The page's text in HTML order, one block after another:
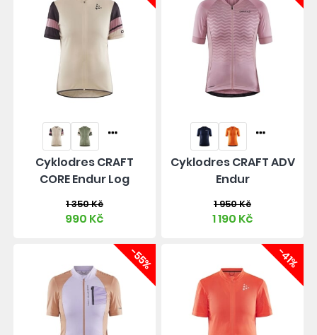
Cyklodres CRAFT
CORE Endur Log
1 350 Kč
990 Kč
Cyklodres CRAFT ADV
Endur
1 950 Kč
1 190 Kč
-55% -41%